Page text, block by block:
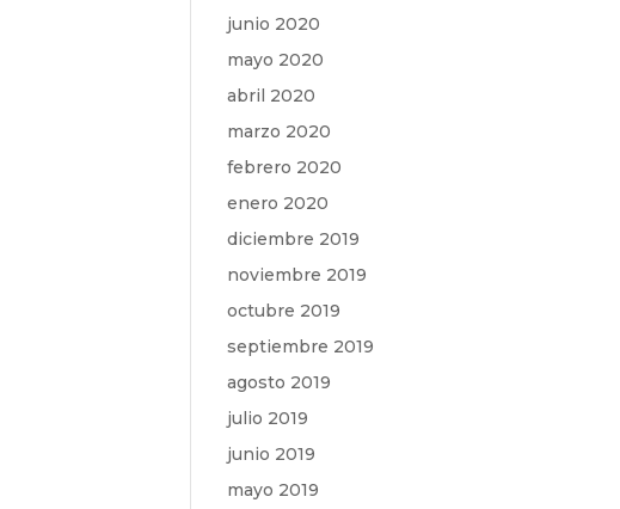
junio 2020
mayo 2020
abril 2020
marzo 2020
febrero 2020
enero 2020
diciembre 2019
noviembre 2019
octubre 2019
septiembre 2019
agosto 2019
julio 2019
junio 2019
mayo 2019